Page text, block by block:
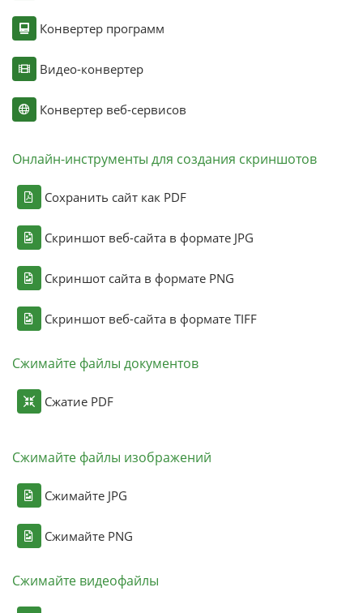
Конвертер программ
Видео-конвертер
Конвертер веб-сервисов
Онлайн-инструменты для создания скриншотов
Сохранить сайт как PDF
Скриншот веб-сайта в формате JPG
Скриншот сайта в формате PNG
Скриншот веб-сайта в формате TIFF
Сжимайте файлы документов
Сжатие PDF
Сжимайте файлы изображений
Сжимайте JPG
Сжимайте PNG
Сжимайте видеофайлы